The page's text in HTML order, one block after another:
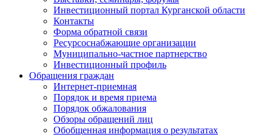
Инвестиционный портал Курганской области
Контакты
Форма обратной связи
Ресурсоснабжающие организации
Муниципально-частное партнерство
Инвестиционный профиль
Обращения граждан
Интернет-приемная
Порядок и время приема
Порядок обжалования
Обзоры обращений лиц
Обобщенная информация о результатах